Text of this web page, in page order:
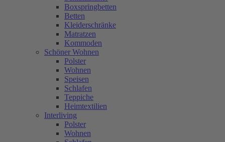
Boxspringbetten
Betten
Kleiderschränke
Matratzen
Kommoden
Schöner Wohnen
Polster
Wohnen
Speisen
Schlafen
Teppiche
Heimtextilien
Interliving
Polster
Wohnen